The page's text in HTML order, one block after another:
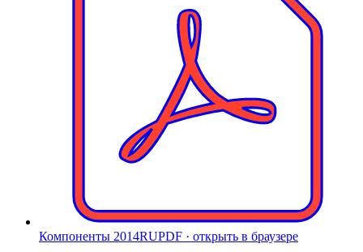
Компоненты 2014RUPDF · открыть в браузере